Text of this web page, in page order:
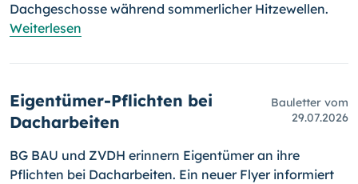
Dachgeschosse während sommerlicher Hitzewellen.
Weiterlesen
Eigentümer-Pflichten bei
Dacharbeiten
Bauletter vom
29.07.2026
BG BAU und ZVDH erinnern Eigentümer an ihre
Pflichten bei Dacharbeiten. Ein neuer Flyer informiert